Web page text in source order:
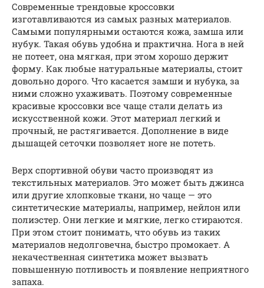
Современные трендовые кроссовки
изготавливаются из самых разных материалов.
Самыми популярными остаются кожа, замша или
нубук. Такая обувь удобна и практична. Нога в ней
не потеет, она мягкая, при этом хорошо держит
форму. Как любые натуральные материалы, стоит
довольно дорого. Что касается замши и нубука, за
ними сложно ухаживать. Поэтому современные
красивые кроссовки все чаще стали делать из
искусственной кожи. Этот материал легкий и
прочный, не растягивается. Дополнение в виде
дышащей сеточки позволяет ноге не потеть.
Верх спортивной обуви часто производят из
текстильных материалов. Это может быть джинса
или другие хлопковые ткани, но чаще — это
синтетические материалы, например, нейлон или
полиэстер. Они легкие и мягкие, легко стираются.
При этом стоит понимать, что обувь из таких
материалов недолговечна, быстро промокает. А
некачественная синтетика может вызвать
повышенную потливость и появление неприятного
запаха.